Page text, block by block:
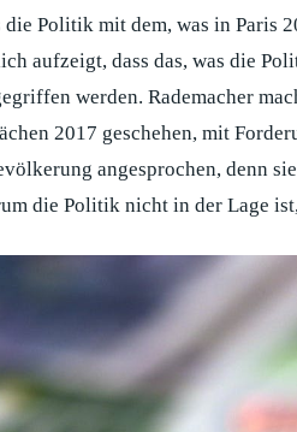
die Politik mit dem, was in
aufzeigt, dass das, was die
werden. Rademacher
2017 geschehen, mit
angesprochen, denn
die Politik nicht in der Lage